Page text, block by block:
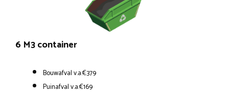
6 M3 container
Bouwafval v.a.€379
Puinafval v.a.€169